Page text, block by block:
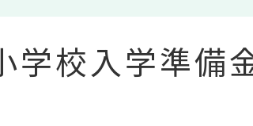
学校入学準備